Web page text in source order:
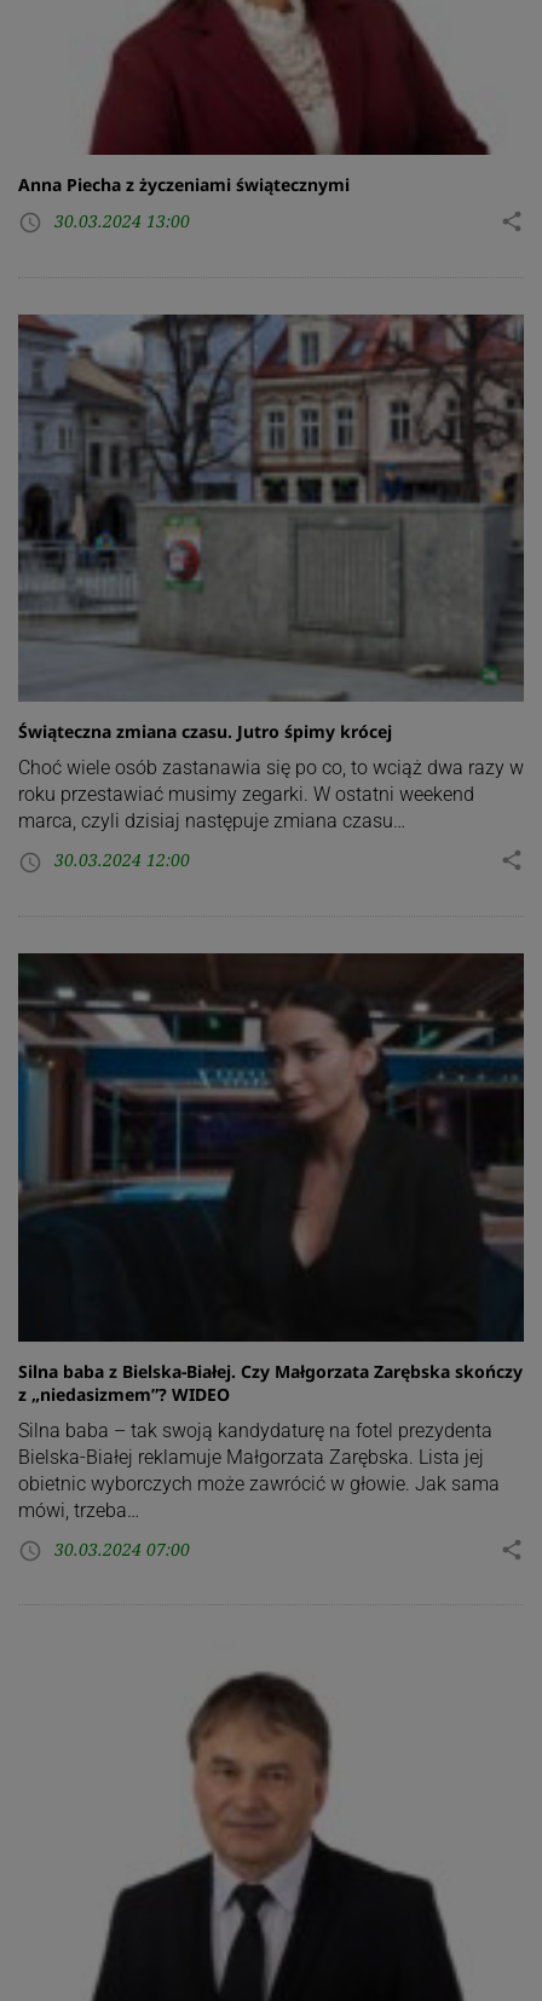
Anna Piecha z życzeniami świątecznymi
access_time 30.03.2024 13:00 share
Świąteczna zmiana czasu. Jutro śpimy krócej
Choć wiele osób zastanawia się po co, to wciąż dwa razy w
roku przestawiać musimy zegarki. W ostatni weekend
marca, czyli dzisiaj następuje zmiana czasu…
access_time 30.03.2024 12:00 share
Silna baba z Bielska-Białej. Czy Małgorzata Zarębska skończy
z „niedasizmem”? WIDEO
Silna baba – tak swoją kandydaturę na fotel prezydenta
Bielska-Białej reklamuje Małgorzata Zarębska. Lista jej
obietnic wyborczych może zawrócić w głowie. Jak sama
mówi, trzeba…
access_time 30.03.2024 07:00 share